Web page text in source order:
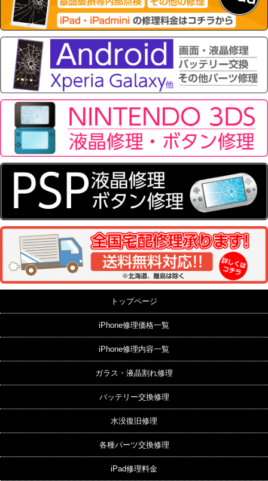
トップページ
iPhone修理価格一覧
iPhone修理内容一覧
ガラス・液晶割れ修理
バッテリー交換修理
水没復旧修理
各種パーツ交換修理
iPad修理料金